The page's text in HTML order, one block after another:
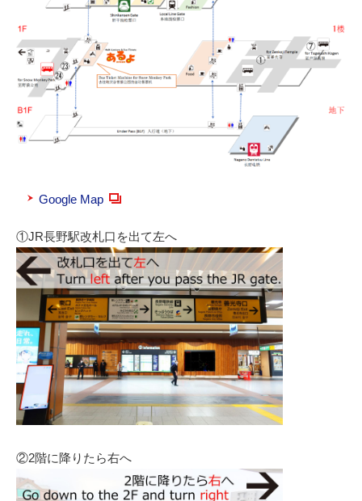
Google Map
①JR長野駅改札口を出て左へ
②2階に降りたら右へ